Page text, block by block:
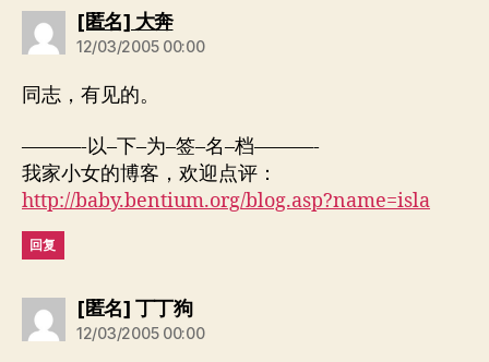
[匿名] 大奔说：
12/03/2005 00:00
同志，有见的。
———-以–下–为–签–名–档———-
我家小女的博客，欢迎点评：
http://baby.bentium.org/blog.asp?name=isla
回复
[匿名] 丁丁狗说：
12/03/2005 00:00